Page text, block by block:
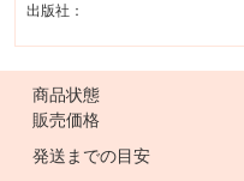
出版社：
商品状態
販売価格
発送までの目安